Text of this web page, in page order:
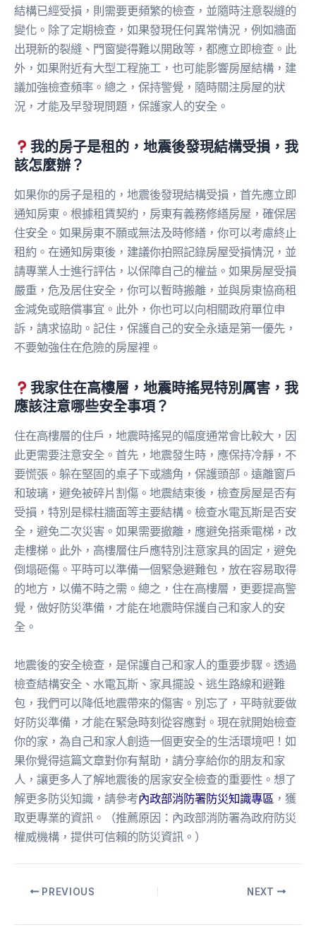
結構已經受損，則需要更頻繁的檢查，並隨時注意裂縫的
變化。除了定期檢查，如果發現任何異常情況，例如牆面
出現新的裂縫、門窗變得難以開啟等，都應立即檢查。此
外，如果附近有大型工程施工，也可能影響房屋結構，建
議加強檢查頻率。總之，保持警覺，隨時關注房屋的狀
況，才能及早發現問題，保護家人的安全。
我的房子是租的，地震後發現結構受損，我
該怎麼辦？
如果你的房子是租的，地震後發現結構受損，首先應立即
通知房東。根據租賃契約，房東有義務修繕房屋，確保居
住安全。如果房東不願或無法及時修繕，你可以考慮終止
租約。在通知房東後，建議你拍照記錄房屋受損情況，並
請專業人士進行評估，以保障自己的權益。如果房屋受損
嚴重，危及居住安全，你可以暫時搬離，並與房東協商租
金減免或賠償事宜。此外，你也可以向相關政府單位申
訴，請求協助。記住，保護自己的安全永遠是第一優先，
不要勉強住在危險的房屋裡。
我家住在高樓層，地震時搖晃特別厲害，我
應該注意哪些安全事項？
住在高樓層的住戶，地震時搖晃的幅度通常會比較大，因
此更需要注意安全。首先，地震發生時，應保持冷靜，不
要慌張。躲在堅固的桌子下或牆角，保護頭部。遠離窗戶
和玻璃，避免被碎片割傷。地震結束後，檢查房屋是否有
受損，特別是樑柱牆面等主要結構。檢查水電瓦斯是否安
全，避免二次災害。如果需要撤離，應避免搭乘電梯，改
走樓梯。此外，高樓層住戶應特別注意家具的固定，避免
倒塌砸傷。平時可以準備一個緊急避難包，放在容易取得
的地方，以備不時之需。總之，住在高樓層，更要提高警
覺，做好防災準備，才能在地震時保護自己和家人的安
全。
地震後的安全檢查，是保護自己和家人的重要步驟。透過
檢查結構安全、水電瓦斯、家具擺設、逃生路線和避難
包，我們可以降低地震帶來的傷害。別忘了，平時就要做
好防災準備，才能在緊急時刻從容應對。現在就開始檢查
你的家，為自己和家人創造一個更安全的生活環境吧！如
果你覺得這篇文章對你有幫助，請分享給你的朋友和家
人，讓更多人了解地震後的居家安全檢查的重要性。想了
解更多防災知識，請參考內政部消防署防災知識專區 ，獲
取更專業的資訊。（推薦原因：內政部消防署為政府防災
權威機構，提供可信賴的防災資訊。）
PREVIOUS NEXT